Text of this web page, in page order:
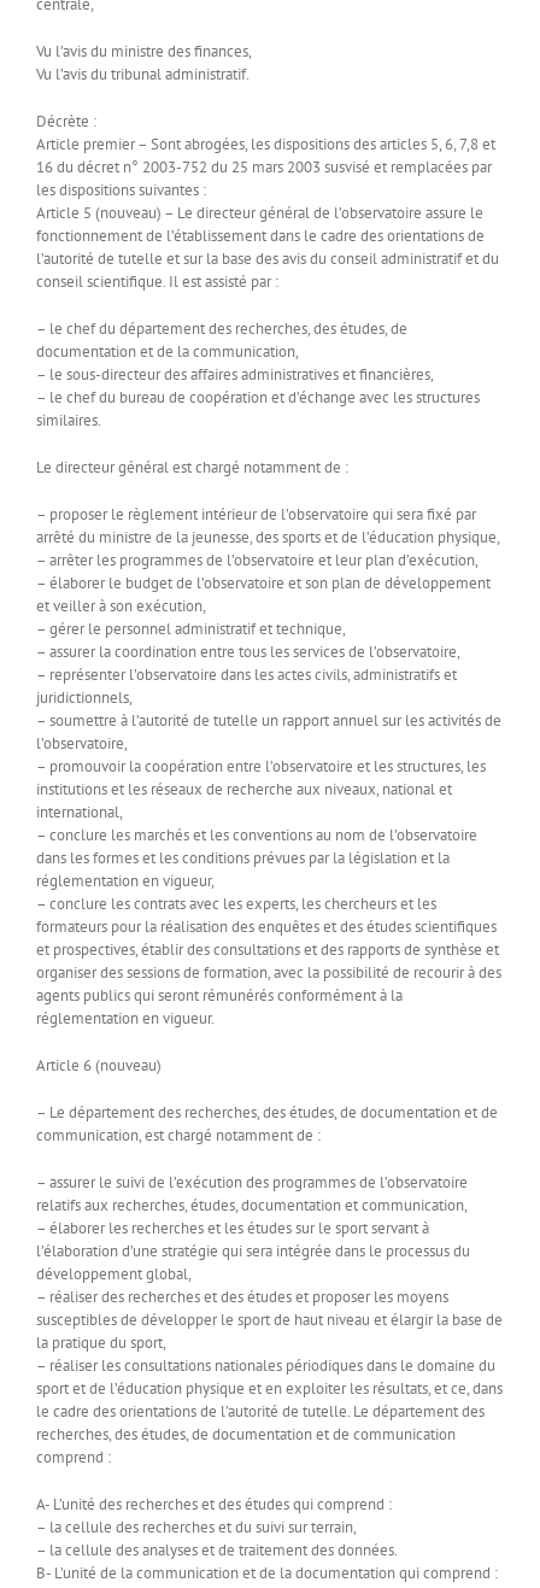
centrale,
Vu l’avis du ministre des finances,
Vu l’avis du tribunal administratif.
Décrète :
Article premier – Sont abrogées, les dispositions des articles 5, 6, 7,8 et
16 du décret n° 2003-752 du 25 mars 2003 susvisé et remplacées par
les dispositions suivantes :
Article 5 (nouveau) – Le directeur général de l’observatoire assure le
fonctionnement de l’établissement dans le cadre des orientations de
l’autorité de tutelle et sur la base des avis du conseil administratif et du
conseil scientifique. Il est assisté par :
– le chef du département des recherches, des études, de
documentation et de la communication,
– le sous-directeur des affaires administratives et financières,
– le chef du bureau de coopération et d’échange avec les structures
similaires.
Le directeur général est chargé notamment de :
– proposer le règlement intérieur de l’observatoire qui sera fixé par
arrêté du ministre de la jeunesse, des sports et de l’éducation physique,
– arrêter les programmes de l’observatoire et leur plan d’exécution,
– élaborer le budget de l’observatoire et son plan de développement
et veiller à son exécution,
– gérer le personnel administratif et technique,
– assurer la coordination entre tous les services de l’observatoire,
– représenter l’observatoire dans les actes civils, administratifs et
juridictionnels,
– soumettre à l’autorité de tutelle un rapport annuel sur les activités de
l’observatoire,
– promouvoir la coopération entre l’observatoire et les structures, les
institutions et les réseaux de recherche aux niveaux, national et
international,
– conclure les marchés et les conventions au nom de l’observatoire
dans les formes et les conditions prévues par la législation et la
réglementation en vigueur,
– conclure les contrats avec les experts, les chercheurs et les
formateurs pour la réalisation des enquêtes et des études scientifiques
et prospectives, établir des consultations et des rapports de synthèse et
organiser des sessions de formation, avec la possibilité de recourir à des
agents publics qui seront rémunérés conformément à la
réglementation en vigueur.
Article 6 (nouveau)
– Le département des recherches, des études, de documentation et de
communication, est chargé notamment de :
– assurer le suivi de l’exécution des programmes de l’observatoire
relatifs aux recherches, études, documentation et communication,
– élaborer les recherches et les études sur le sport servant à
l’élaboration d’une stratégie qui sera intégrée dans le processus du
développement global,
– réaliser des recherches et des études et proposer les moyens
susceptibles de développer le sport de haut niveau et élargir la base de
la pratique du sport,
– réaliser les consultations nationales périodiques dans le domaine du
sport et de l’éducation physique et en exploiter les résultats, et ce, dans
le cadre des orientations de l’autorité de tutelle. Le département des
recherches, des études, de documentation et de communication
comprend :
A- L’unité des recherches et des études qui comprend :
– la cellule des recherches et du suivi sur terrain,
– la cellule des analyses et de traitement des données.
B- L’unité de la communication et de la documentation qui comprend :